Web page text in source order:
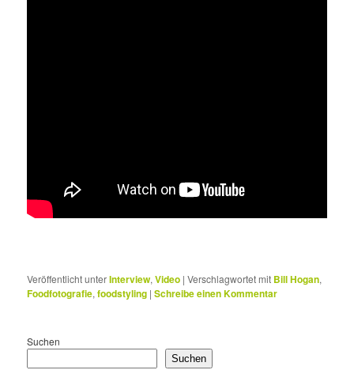
Veröffentlicht unterInterview,Video |Verschlagwortet mit Bill Hogan,
Foodfotografie,foodstyling |Schreibe einen Kommentar
Suchen
Suchen